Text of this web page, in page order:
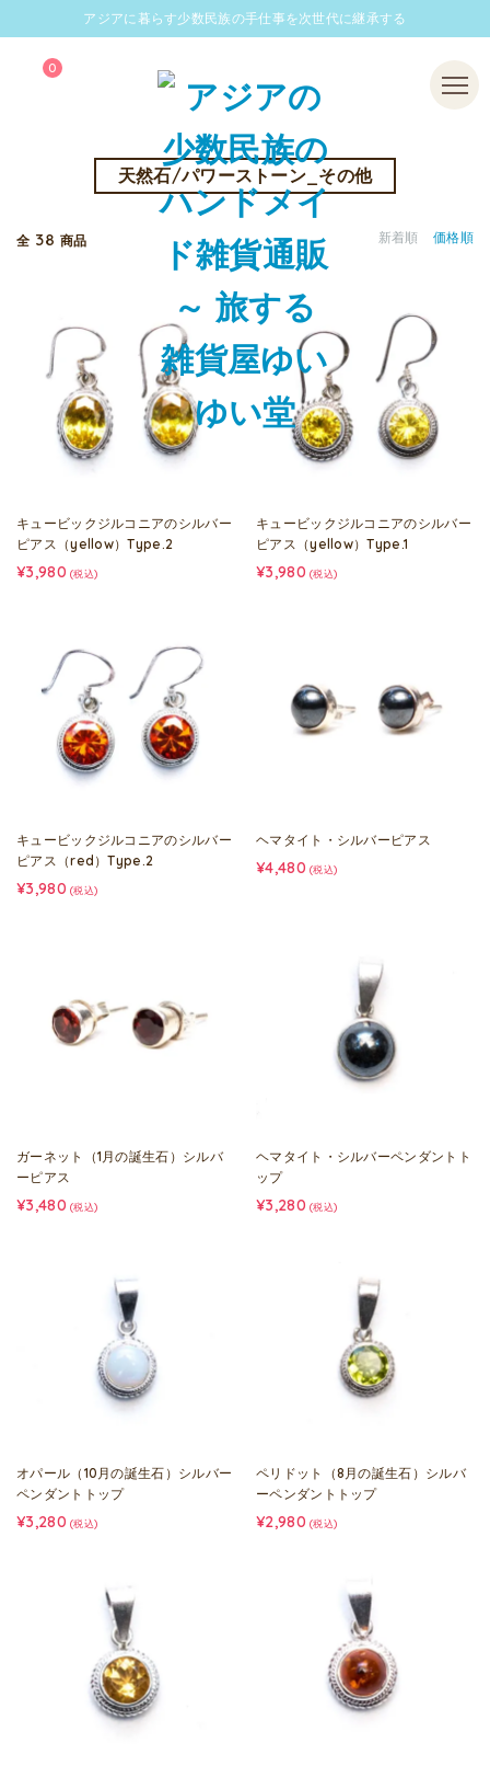
アジアに暮らす少数民族の手仕事を次世代に継承する
0 Menu
天然石/パワーストーン_その他
全 38 商品 新着順 価格順
キュービックジルコニアのシルバー
ピアス（yellow）Type.2
¥3,980 (税込)
キュービックジルコニアのシルバー
ピアス（yellow）Type.1
¥3,980 (税込)
キュービックジルコニアのシルバー
ピアス（red）Type.2
¥3,980 (税込)
ヘマタイト・シルバーピアス
¥4,480 (税込)
ガーネット（1月の誕生石）シルバ
ーピアス
¥3,480 (税込)
ヘマタイト・シルバーペンダントト
ップ
¥3,280 (税込)
オパール（10月の誕生石）シルバー
ペンダントトップ
¥3,280 (税込)
ペリドット（8月の誕生石）シルバ
ーペンダントトップ
¥2,980 (税込)